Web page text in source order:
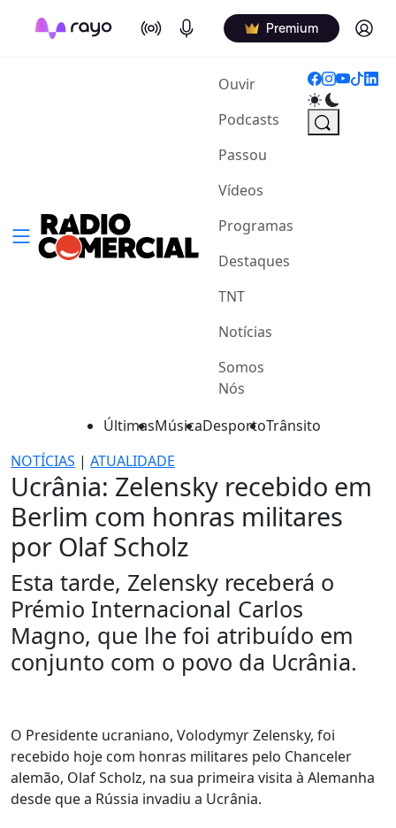
On Air Podcasts Premium Log in
Ouvir(current)
Podcasts
Passou
Vídeos
Programas
Destaques
TNT
Notícias
Somos
Nós
ÚltimasMúsicaDesportoTrânsito
NOTÍCIAS | ATUALIDADE
Ucrânia: Zelensky recebido em
Berlim com honras militares
por Olaf Scholz
Esta tarde, Zelensky receberá o
Prémio Internacional Carlos
Magno, que lhe foi atribuído em
conjunto com o povo da Ucrânia.
O Presidente ucraniano, Volodymyr Zelensky, foi
recebido hoje com honras militares pelo Chanceler
alemão, Olaf Scholz, na sua primeira visita à Alemanha
desde que a Rússia invadiu a Ucrânia.